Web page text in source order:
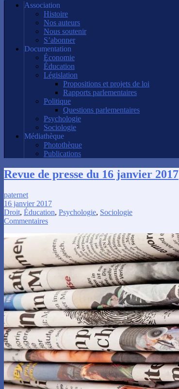
Association
Histoire
Nos auteurs
Nous soutenir
S’abonner
Documentation
Économie
Éducation
Législation
Propositions et projets de loi
Rapports parlementaires
Politique
Questions parlementaires
Psychologie
Sociologie
Médiathèque
Photothèque
Publications
Revue de presse du 16 janvier 2017
paternet
16 janvier 2017
Droit, Éducation, Psychologie, Sociologie
Commentaires